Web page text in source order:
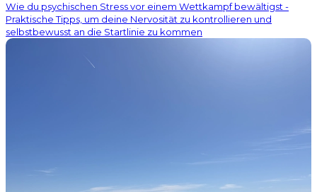
Wie du psychischen Stress vor einem Wettkampf bewältigst -
Praktische Tipps, um deine Nervosität zu kontrollieren und
selbstbewusst an die Startlinie zu kommen